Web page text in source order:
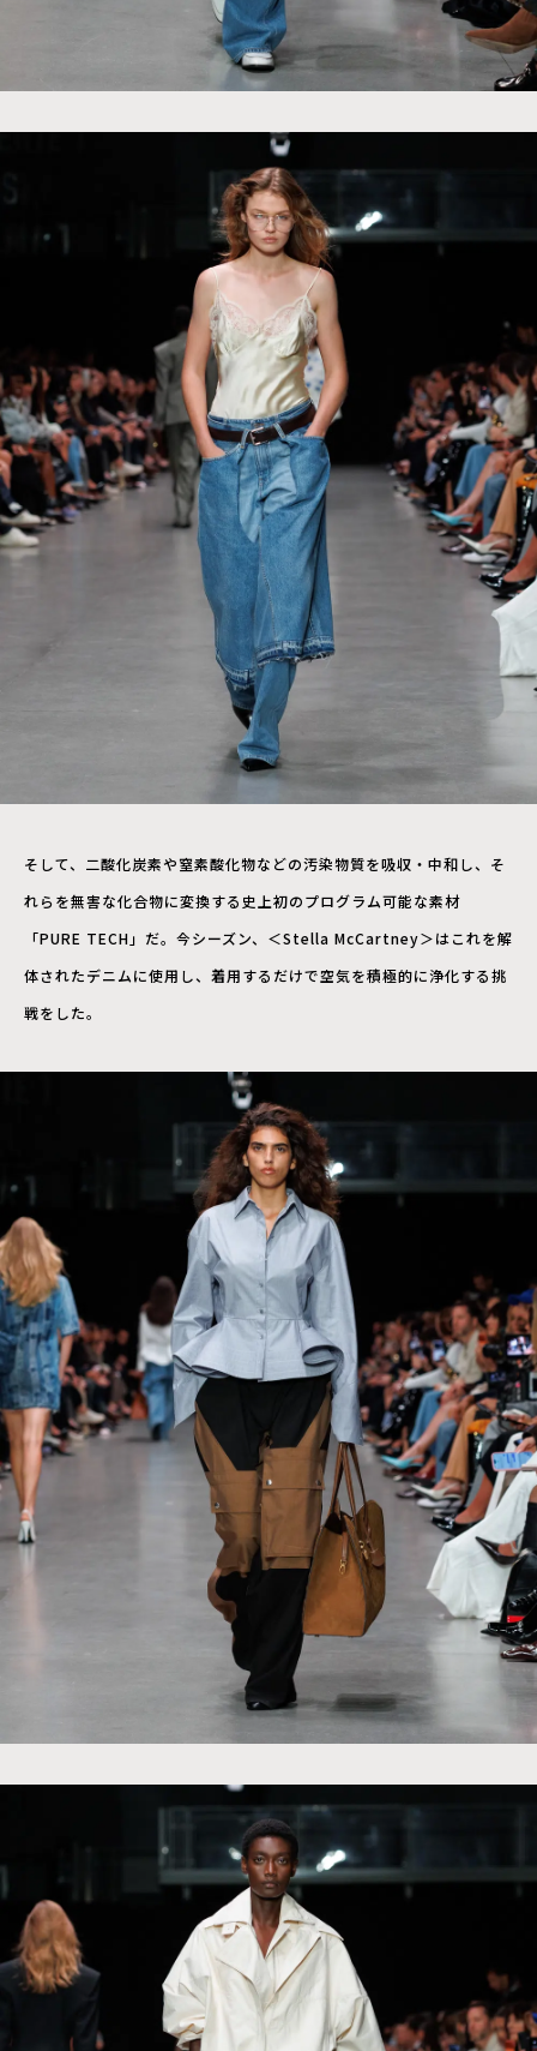
そして、二酸化炭素や窒素酸化物などの汚染物質を吸収・中和し、そ
れらを無害な化合物に変換する史上初のプログラム可能な素材
「PURE TECH」だ。今シーズン、＜Stella McCartney＞はこれを解
体されたデニムに使用し、着用するだけで空気を積極的に浄化する挑
戦をした。